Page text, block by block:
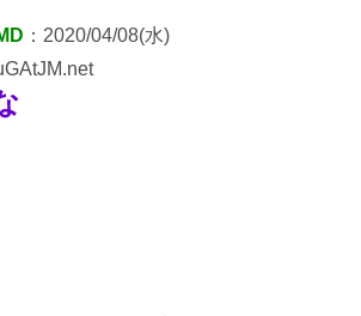
：2020/04/08(水)